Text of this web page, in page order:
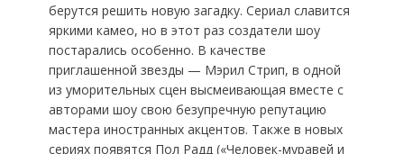
берутся решить новую загадку. Сериал славится
яркими камео, но в этот раз создатели шоу
постарались особенно. В качестве
приглашенной звезды — Мэрил Стрип, в одной
из уморительных сцен высмеивающая вместе с
авторами шоу свою безупречную репутацию
мастера иностранных акцентов. Также в новых
сериях появятся Пол Радд («Человек-муравей и